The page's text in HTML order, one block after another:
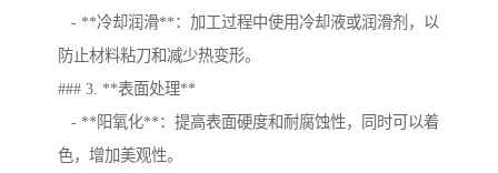
- **冷却润滑**：加工过程中使用冷却液或润滑剂，以
防止材料粘刀和减少热变形。
### 3. **表面处理**
- **阳氧化**：提高表面硬度和耐腐蚀性，同时可以着
色，增加美观性。